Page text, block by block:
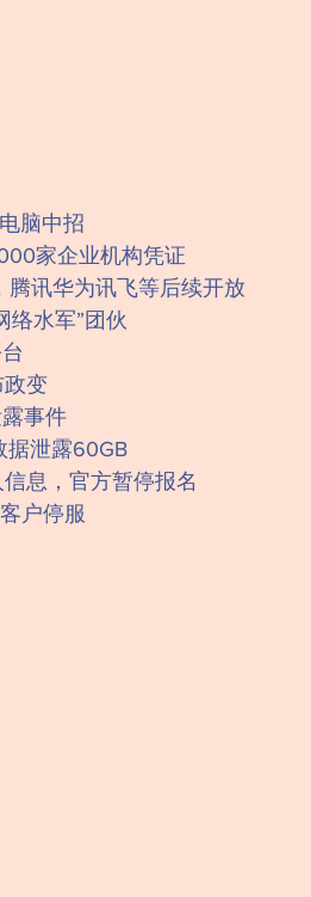
脑中招
家企业机构凭证
腾讯华为讯飞等后续开放
络水军”团伙
政变
事件
据泄露60GB
息，官方暂停报名
户停服